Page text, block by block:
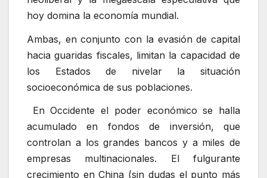
hoy domina la economía mundial.
Ambas, en conjunto con la evasión de capital
hacia guaridas fiscales, limitan la capacidad de
los Estados de nivelar la situación
socioeconómica de sus poblaciones.
En Occidente el poder económico se halla
acumulado en fondos de inversión, que
controlan a los grandes bancos y a miles de
empresas multinacionales. El fulgurante
crecimiento en China (sin dudas el punto más